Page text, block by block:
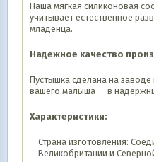
Наша мягкая силиконовая
учитывает естественное
младенца.
Надежное качество
Пустышка сделана на
вашего малыша — в
Характеристики:
Страна изготовления:
Великобритании и